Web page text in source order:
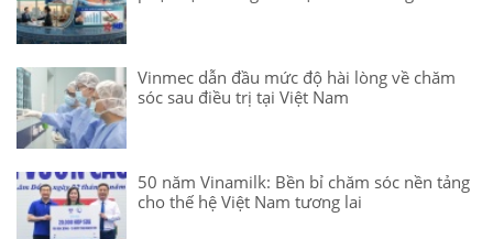
Vinmec dẫn đầu mức độ hài lòng về chăm
sóc sau điều trị tại Việt Nam
50 năm Vinamilk: Bền bỉ chăm sóc nền tảng
cho thế hệ Việt Nam tương lai